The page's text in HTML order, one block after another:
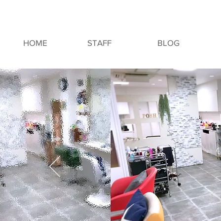
HOME STAFF BLOG